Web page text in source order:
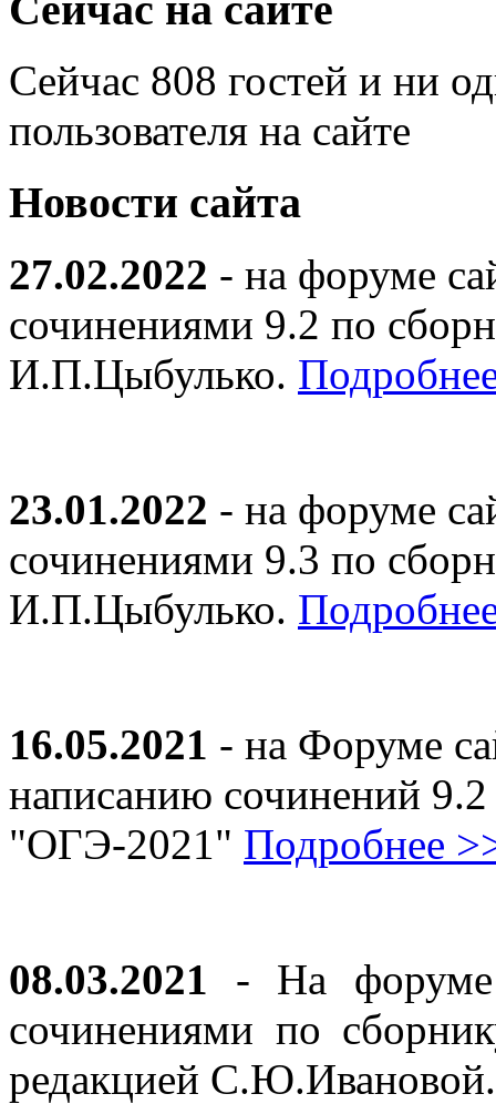
Сейчас 808 гостей и ни
пользователя на сайте
Новости сайта
27.02.2022 - на форуме
сочинениями 9.2 по
И.П.Цыбулько.
23.01.2022 - на форуме
сочинениями 9.3 по
И.П.Цыбулько.
16.05.2021 - на Форуме
написанию сочинений
"ОГЭ-2021" Подробнее
08.03.2021 - На форуме
сочинениями по
редакцией